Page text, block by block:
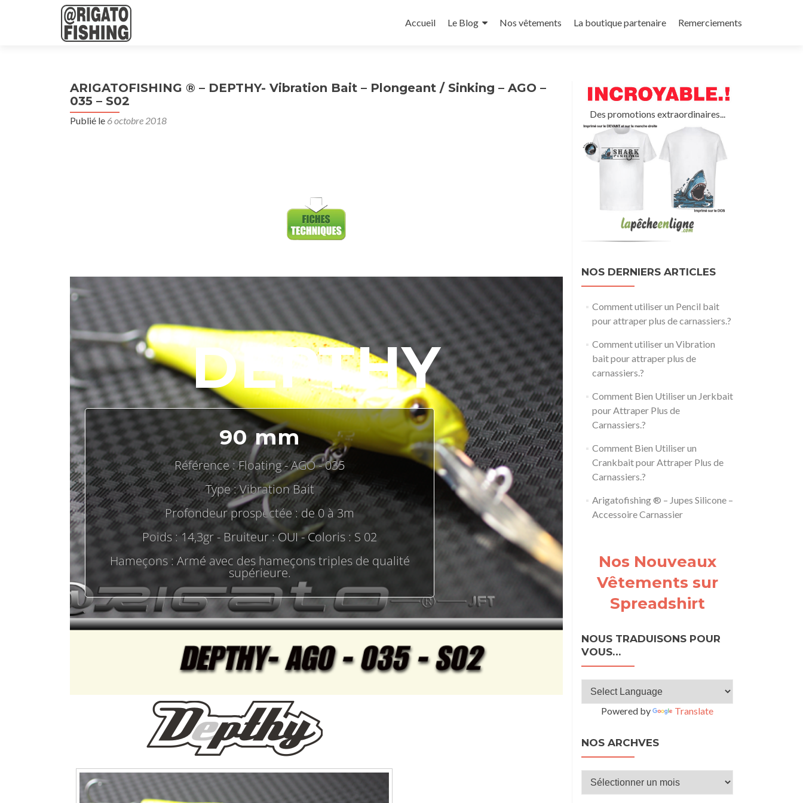
Accueil Le Blog Nos vêtements La boutique partenaire Remerciements
ARIGATOFISHING ® – DEPTHY- Vibration Bait – Plongeant / Sinking – AGO –
035 – S02
Publié le 6 octobre 2018
DEPTHY
90 mm
Référence : Floating - AGO - 035
Type : Vibration Bait
Profondeur prospectée : de 0 à 3m
Poids : 14,3gr - Bruiteur : OUI - Coloris : S 02
Hameçons : Armé avec des hameçons triples de qualité
supérieure.
Des promotions extraordinaires...
NOS DERNIERS ARTICLES
Comment utiliser un Pencil bait
pour attraper plus de carnassiers.?
Comment utiliser un Vibration
bait pour attraper plus de
carnassiers.?
Comment Bien Utiliser un Jerkbait
pour Attraper Plus de
Carnassiers.?
Comment Bien Utiliser un
Crankbait pour Attraper Plus de
Carnassiers.?
Arigatofishing ® – Jupes Silicone –
Accessoire Carnassier
Nos Nouveaux
Vêtements sur
Spreadshirt
NOUS TRADUISONS POUR
VOUS…
Powered by Translate
NOS ARCHVES